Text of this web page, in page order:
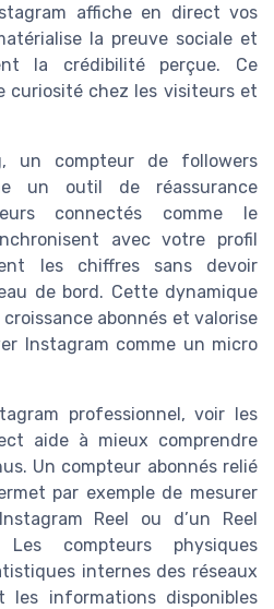
affiche en direct vos
la preuve sociale et
la crédibilité perçue. Ce
curiosité chez les visiteurs et
un compteur de followers
un outil de réassurance
connectés comme le
avec votre profil
les chiffres sans devoir
de bord. Cette dynamique
abonnés et valorise
Instagram comme un micro
professionnel, voir les
aide à mieux comprendre
Un compteur abonnés relié
par exemple de mesurer
Reel ou d’un Reel
Les compteurs physiques
internes des réseaux
les informations disponibles